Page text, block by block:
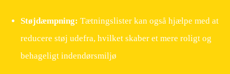
Støjdæmpning:Tætningslister kan også hjælpe med at
reducere støj udefra, hvilket skaber et mere roligt og
behageligt indendørsmiljø